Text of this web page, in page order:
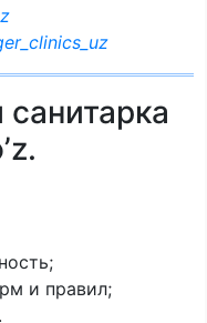
и правил;